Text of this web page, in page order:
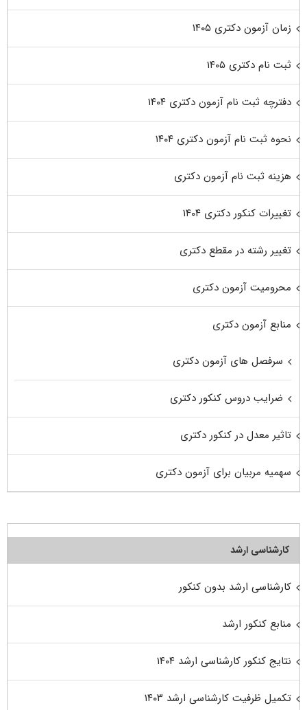
زمان آزمون دکتری ۱۴۰۵
ثبت نام دکتری ۱۴۰۵
دفترچه ثبت نام آزمون دکتری ۱۴۰۴
نحوه ثبت نام آزمون دکتری ۱۴۰۴
هزینه ثبت نام آزمون دکتری
تغییرات کنکور دکتری ۱۴۰۴
تغییر رشته در مقطع دکتری
محرومیت آزمون دکتری
منابع آزمون دکتری
سرفصل های آزمون دکتری
ضرایب دروس کنکور دکتری
تاثیر معدل در کنکور دکتری
سهمیه مربیان برای آزمون دکتری
کارشناسی ارشد
کارشناسی ارشد بدون کنکور
منابع کنکور ارشد
نتایج کنکور کارشناسی ارشد ۱۴۰۴
تکمیل ظرفیت کارشناسی ارشد ۱۴۰۳